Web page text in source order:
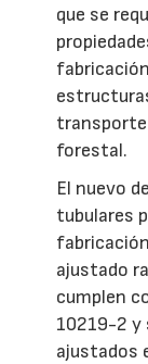
que se
transporte
forestal.
El nuevo
tubulares
ajustado
cumplen
10219-2 y
ajustados